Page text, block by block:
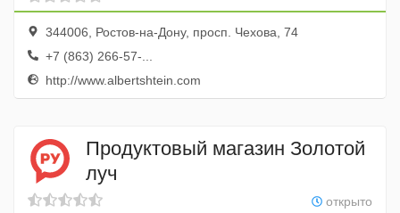
344006, Ростов-на-Дону, просп. Чехова, 74
+7 (863) 266-57-...
http://www.albertshtein.com
Продуктовый магазин Золотой
луч
открыто